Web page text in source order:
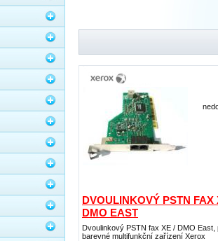
DVOULINKOVÝ PSTN FAX
DMO EAST
Dvoulinkový PSTN fax XE / DMO East,
barevné multifunkční zařízení Xerox